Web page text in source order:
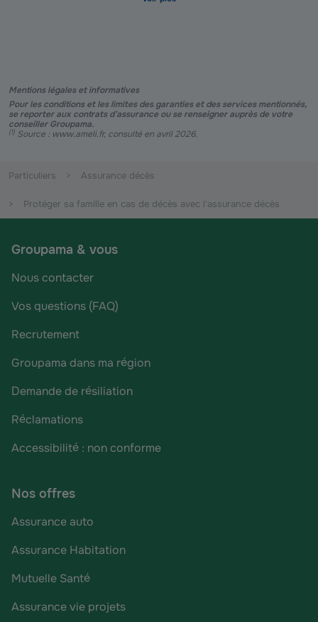
Mentions légales et informatives
Pour les conditions et les limites des garanties et des services mentionnés,
se reporter aux contrats d’assurance ou se renseigner auprès de votre
conseiller Groupama.
(1) Source : www.ameli.fr, consulté en avril 2026.
Particuliers Assurance décès
Protéger sa famille en cas de décès avec l'assurance décès
Groupama & vous
Nous contacter
Vos questions (FAQ)
Recrutement
Groupama dans ma région
Demande de résiliation
Réclamations
Accessibilité : non conforme
Nos offres
Assurance auto
Assurance Habitation
Mutuelle Santé
Assurance vie projets